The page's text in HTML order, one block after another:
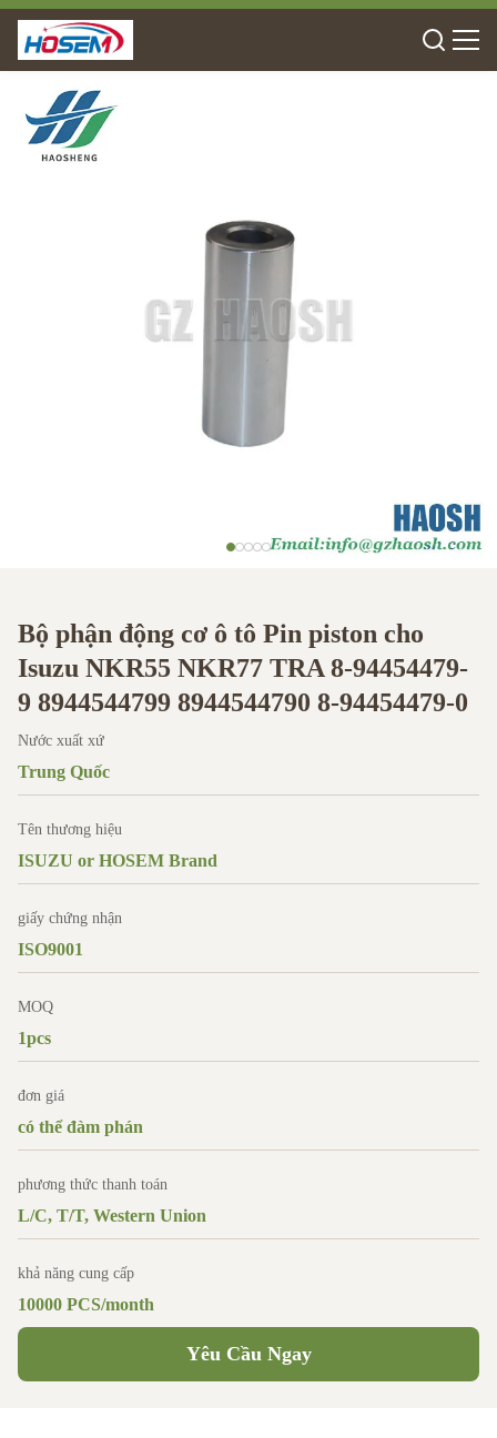
Bộ phận động cơ ô tô Pin piston cho
Isuzu NKR55 NKR77 TRA 8-94454479-
9 8944544799 8944544790 8-94454479-0
Nước xuất xứ
Trung Quốc
Tên thương hiệu
ISUZU or HOSEM Brand
giấy chứng nhận
ISO9001
MOQ
1pcs
đơn giá
có thể đàm phán
phương thức thanh toán
L/C, T/T, Western Union
khả năng cung cấp
10000 PCS/month
Yêu Cầu Ngay